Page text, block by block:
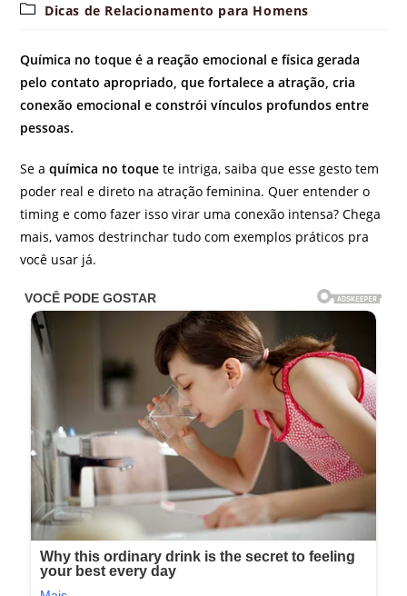
Categoria
Dicas de Relacionamento para Homens
Química no toque é a reação emocional e física gerada
pelo contato apropriado, que fortalece a atração, cria
conexão emocional e constrói vínculos profundos entre
pessoas.
Se aquímica no toque te intriga, saiba que esse gesto tem
poder real e direto na atração feminina. Quer entender o
timing e como fazer isso virar uma conexão intensa? Chega
mais, vamos destrinchar tudo com exemplos práticos pra
você usar já.